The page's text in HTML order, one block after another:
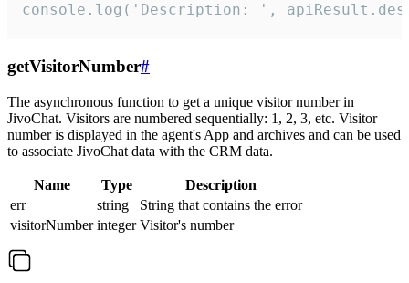
console.log('Description: ',
getVisitorNumber#
The asynchronous function to get a unique visitor number in
JivoChat. Visitors are numbered sequentially: 1, 2, 3, etc. Visitor
number is displayed in the agent's App and archives and can be used
to associate JivoChat data with the CRM data.
Name Type
Description
err
string
String that contains the error
visitorNumber integer Visitor's number